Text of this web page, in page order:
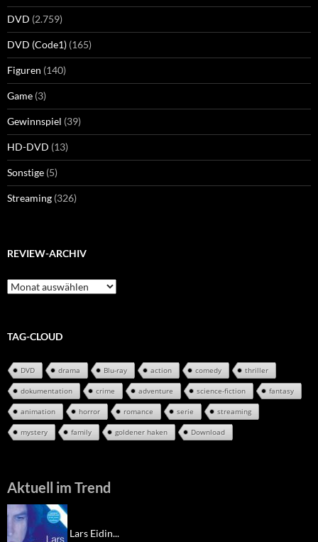
DVD (2.759)
DVD (Code1) (165)
Figuren (140)
Game (3)
Gewinnspiel (39)
HD-DVD (13)
Sonstige (5)
Streaming (326)
REVIEW-ARCHIV
Review-
Archiv
TAG-CLOUD
DVD drama Blu-ray action comedy thriller
dokumentation crime adventure science-fiction fantasy
animation horror romance serie streaming
mystery family goldener haken Download
Aktuell im Trend
Lars Eidin...